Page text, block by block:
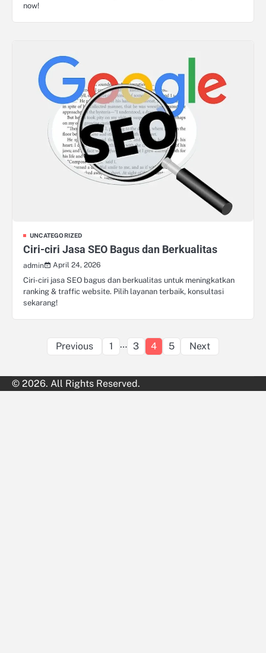
now!
UNCATEGORIZED
Ciri-ciri Jasa SEO Bagus dan Berkualitas
admin
April 24, 2026
Ciri-ciri jasa SEO bagus dan berkualitas untuk meningkatkan
ranking & traffic website. Pilih layanan terbaik, konsultasi
sekarang!
Posts
Previous 1 … 3 4 5 Next
© 2026. All Rights Reserved.